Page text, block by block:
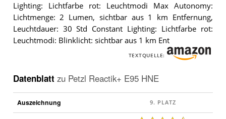
Lighting: Lichtfarbe rot: Leuchtmodi Max Autonomy:
Lichtmenge: 2 Lumen, sichtbar aus 1 km Entfernung,
Leuchtdauer: 30 Std Constant Lighting: Lichtfarbe rot:
Leuchtmodi: Blinklicht: sichtbar aus 1 km Ent
TEXTQUELLE:
Datenblatt zu Petzl Reactik+ E95 HNE
Auszeichnung